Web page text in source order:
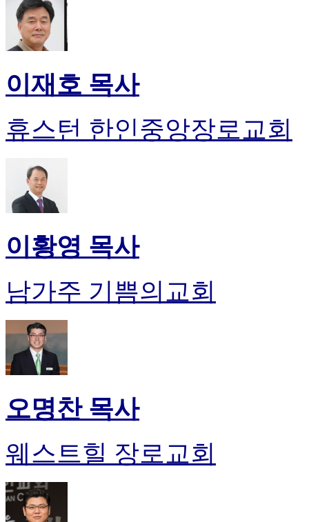
이재호 목사
휴스턴 한인중앙장로교회
이황영 목사
남가주 기쁨의교회
오명찬 목사
웨스트힐 장로교회